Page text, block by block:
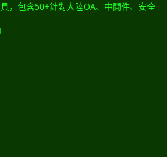
，包含50+針對大陸OA、中間件、安全